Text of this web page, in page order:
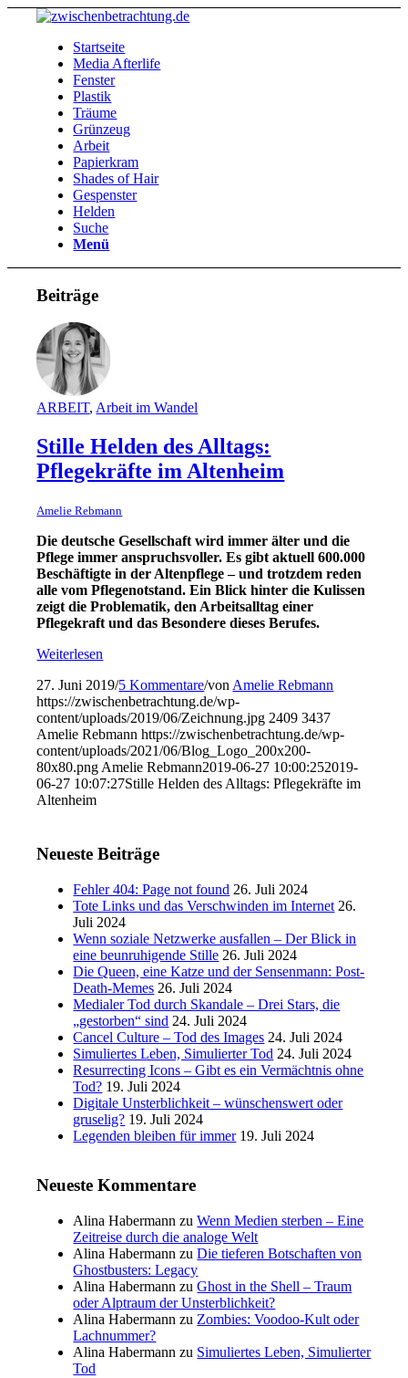
Startseite
Media Afterlife
Fenster
Plastik
Träume
Grünzeug
Arbeit
Papierkram
Shades of Hair
Gespenster
Helden
Suche
Menü
Beiträge
ARBEIT,Arbeit im Wandel
Stille Helden des Alltags:
Pflegekräfte im Altenheim
Amelie Rebmann
Die deutsche Gesellschaft wird immer älter und die
Pflege immer anspruchsvoller. Es gibt aktuell 600.000
Beschäftigte in der Altenpflege – und trotzdem reden
alle vom Pflegenotstand. Ein Blick hinter die Kulissen
zeigt die Problematik, den Arbeitsalltag einer
Pflegekraft und das Besondere dieses Berufes.
Weiterlesen
27. Juni 2019/5 Kommentare/von Amelie Rebmann
https://zwischenbetrachtung.de/wp-
content/uploads/2019/06/Zeichnung.jpg 2409 3437
Amelie Rebmann https://zwischenbetrachtung.de/wp-
content/uploads/2021/06/Blog_Logo_200x200-
80x80.png Amelie Rebmann2019-06-27 10:00:252019-
06-27 10:07:27Stille Helden des Alltags: Pflegekräfte im
Altenheim
Neueste Beiträge
Fehler 404: Page not found 26. Juli 2024
Tote Links und das Verschwinden im Internet 26.
Juli 2024
Wenn soziale Netzwerke ausfallen – Der Blick in
eine beunruhigende Stille 26. Juli 2024
Die Queen, eine Katze und der Sensenmann: Post-
Death-Memes 26. Juli 2024
Medialer Tod durch Skandale – Drei Stars, die
„gestorben“ sind 24. Juli 2024
Cancel Culture – Tod des Images 24. Juli 2024
Simuliertes Leben, Simulierter Tod 24. Juli 2024
Resurrecting Icons – Gibt es ein Vermächtnis ohne
Tod? 19. Juli 2024
Digitale Unsterblichkeit – wünschenswert oder
gruselig? 19. Juli 2024
Legenden bleiben für immer 19. Juli 2024
Neueste Kommentare
Alina Habermann zuWenn Medien sterben – Eine
Zeitreise durch die analoge Welt
Alina Habermann zuDie tieferen Botschaften von
Ghostbusters: Legacy
Alina Habermann zuGhost in the Shell – Traum
oder Alptraum der Unsterblichkeit?
Alina Habermann zu Zombies: Voodoo-Kult oder
Lachnummer?
Alina Habermann zu Simuliertes Leben, Simulierter
Tod